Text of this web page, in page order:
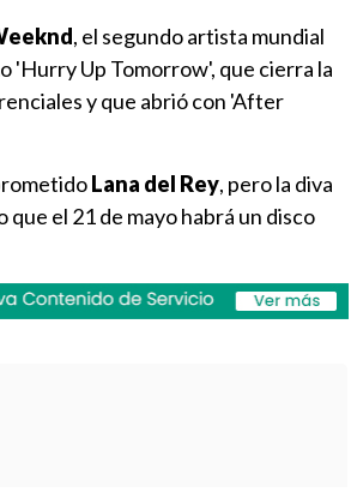
, el segundo artista mundial
'Hurry Up Tomorrow', que cierra la
y que abrió con 'After
Lana del Rey, pero la diva
el 21 de mayo habrá un disco